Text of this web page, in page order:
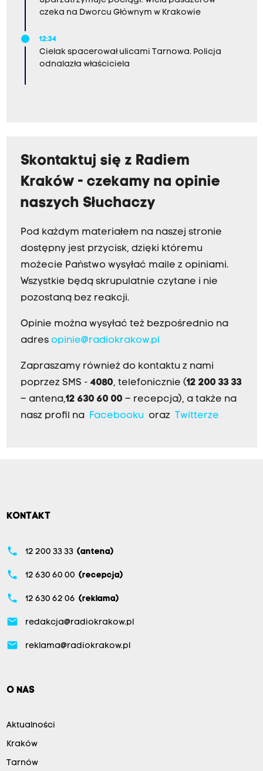
czeka na Dworcu Głównym w Krakowie
12:34
Cielak spacerował ulicami Tarnowa. Policja
odnalazła właściciela
Skontaktuj się z Radiem
Kraków - czekamy na opinie
naszych Słuchaczy
Pod każdym materiałem na naszej stronie
dostępny jest przycisk, dzięki któremu
możecie Państwo wysyłać maile z opiniami.
Wszystkie będą skrupulatnie czytane i nie
pozostaną bez reakcji.
Opinie można wysyłać też bezpośrednio na
adres opinie@radiokrakow.pl
Zapraszamy również do kontaktu z nami
poprzez SMS - 4080, telefonicznie (12 200 33 33
– antena,12 630 60 00 – recepcja), a także na
nasz profil na
Facebookuoraz Twitterze
KONTAKT
phone 12 200 33 33 (antena)
phone 12 630 60 00 (recepcja)
phone 12 630 62 06 (reklama)
email redakcja@radiokrakow.pl
email reklama@radiokrakow.pl
O NAS
Aktualności
Kraków
Tarnów